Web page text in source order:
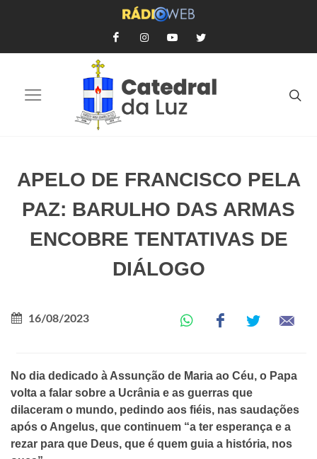
APELO DE FRANCISCO PELA
PAZ: BARULHO DAS ARMAS
ENCOBRE TENTATIVAS DE
DIÁLOGO
16/08/2023
No dia dedicado à Assunção de Maria ao Céu, o Papa
volta a falar sobre a Ucrânia e as guerras que
dilaceram o mundo, pedindo aos fiéis, nas saudações
após o Angelus, que continuem “a ter esperança e a
rezar para que Deus, que é quem guia a história, nos